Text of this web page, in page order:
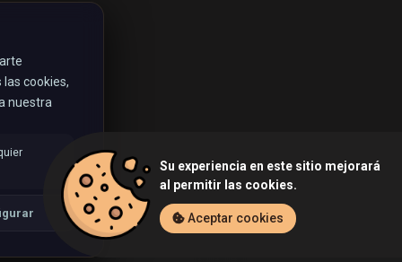
cookies,
nuestra
Su experiencia en este sitio mejorará
al permitir las cookies.
Aceptar cookies